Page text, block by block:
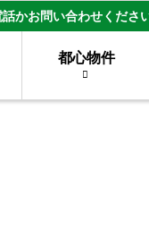
かお問い合わせくださ
都心物件